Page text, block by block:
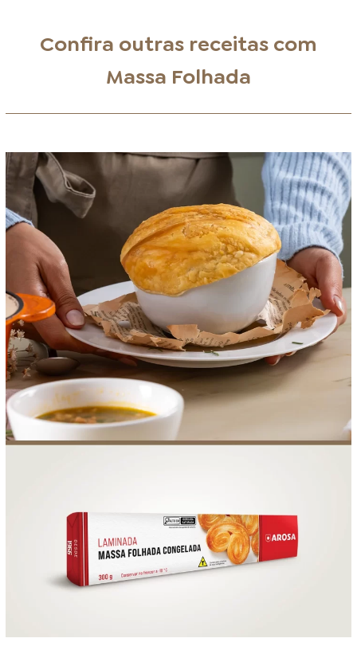
Confira outras receitas com
Massa Folhada